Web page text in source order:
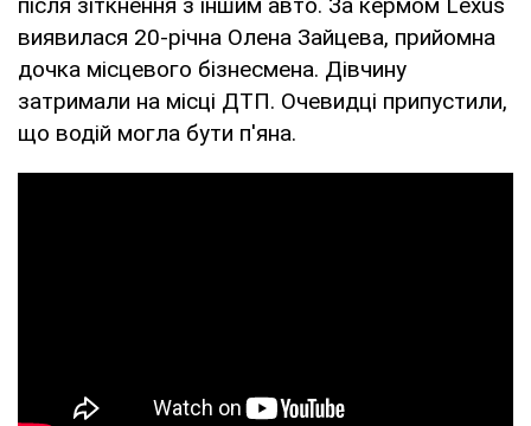
виявилася 20-річна Олена Зайцева, прийомна
дочка місцевого бізнесмена. Дівчину
затримали на місці ДТП. Очевидці припустили,
що водій могла бути п'яна.